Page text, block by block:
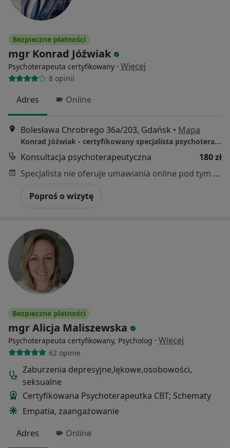
Bezpieczne płatności
mgr Konrad Jóźwiak
Psychoterapeuta certyfikowany · Więcej
8 opinii
Adres Online
Bolesława Chrobrego 36a/203, Gdańsk • Mapa
Konrad Jóźwiak - certyfikowany specjalista psychoterapii uzależnień
Konsultacja psychoterapeutyczna
180 zł
Specjalista nie oferuje umawiania online pod tym adresem.
Poproś o wizytę
Bezpieczne płatności
mgr Alicja Maliszewska
Psychoterapeuta certyfikowany, Psycholog · Więcej
62 opinie
Zaburzenia depresyjne,lękowe,osobowości,
seksualne
Certyfikowana Psychoterapeutka CBT; Schematy
Empatia, zaangażowanie
Adres
Online